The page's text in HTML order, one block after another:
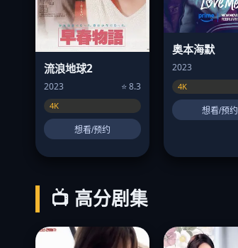
流浪地球2
2023 ⭐ 8.3
4K
想看/预约
奥本海默
2023
4K
想看/预约
📺 高分剧集